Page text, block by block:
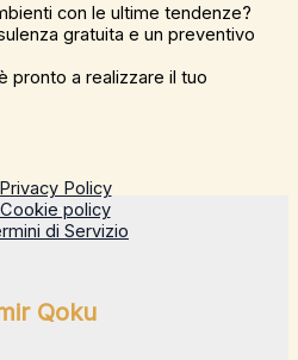
con le ultime tendenze?
gratuita e un preventivo
pronto a realizzare il tuo
Privacy Policy
Cookie policy
di Servizio
Qoku